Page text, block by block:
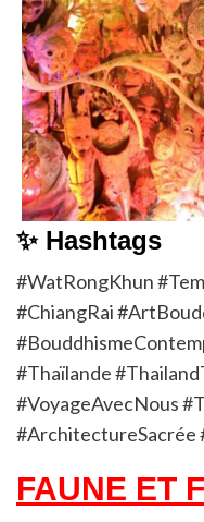
✨ Hashtags
#WatRongKhun
#ChiangRai
#Thaïlande
#VoyageAvecNous
#ArchitectureSacrée
FAUNE ET